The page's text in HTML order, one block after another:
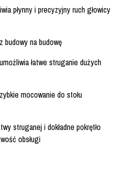
płynny i precyzyjny ruch głowicy
budowy na budowę
łatwe struganie dużych
mocowanie do stołu
struganej i dokładne pokrętło
obsługi